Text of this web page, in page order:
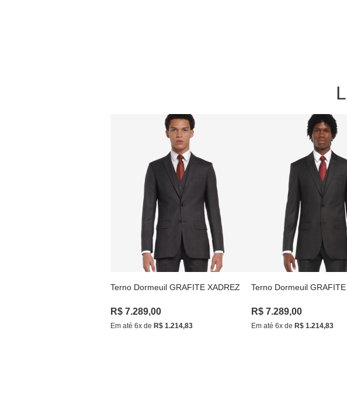
Terno Dormeuil GRAFITE XADREZ
R$ 7.289,00
Em até 6x de R$ 1.214,83
Terno Dormeuil GRAFITE
R$ 7.289,00
Em até6x deR$ 1.214,83